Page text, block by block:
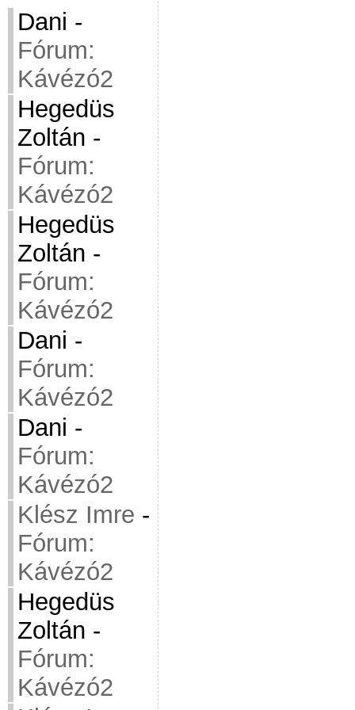
Dani -
Fórum:
Kávézó2
Hegedüs
Zoltán -
Fórum:
Kávézó2
Hegedüs
Zoltán -
Fórum:
Kávézó2
Dani -
Fórum:
Kávézó2
Dani -
Fórum:
Kávézó2
Klész Imre -
Fórum:
Kávézó2
Hegedüs
Zoltán -
Fórum:
Kávézó2